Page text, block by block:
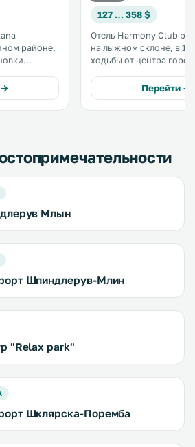
районе,
Святой
отделяет 5
→
127 … 358 $
Отель Harmony Club
на лыжном склоне, в 10
ходьбы от центра
оздоровительных
спортивных сооружений.
территории отеля
Перейти →
Млын
Шпиндлерув-Млин
"Relax park"
Шклярска-Поремба